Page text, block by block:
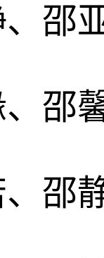
邵
邵
邵